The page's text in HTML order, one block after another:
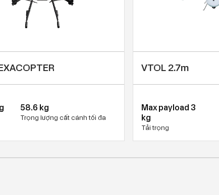
58.6 kg
Trọng lượng cất cánh tối đa
VTOL 2.7m
Max payload 3
kg
Tải trọng